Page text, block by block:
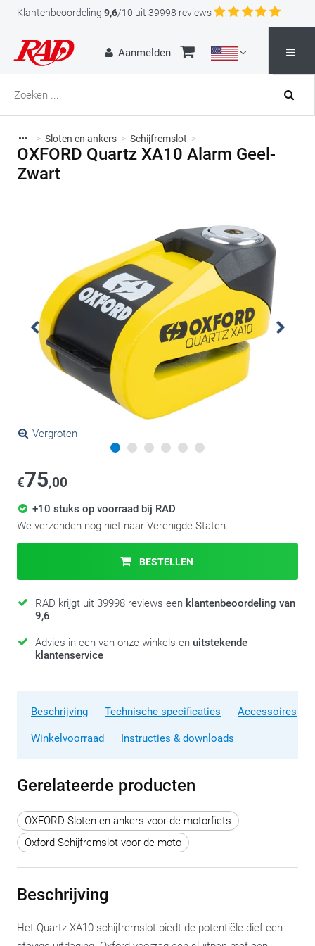
Klantenbeoordeling 9,6/10 uit 39998 reviews
Aanmelden
> Sloten en ankers > Schijfremslot >
OXFORD Quartz XA10 Alarm Geel-
Zwart
Vergroten
€75,00
+10 stuks op voorraad bij RAD
We verzenden nog niet naar Verenigde Staten.
BESTELLEN
RAD krijgt uit 39998 reviews een klantenbeoordeling van
9,6
Advies in een van onze winkels en uitstekende
klantenservice
Beschrijving Technische specificaties Accessoires
Winkelvoorraad Instructies & downloads
Gerelateerde producten
OXFORD Sloten en ankers voor de motorfiets
Oxford Schijfremslot voor de moto
Beschrijving
Het Quartz XA10 schijfremslot biedt de potentiële dief een